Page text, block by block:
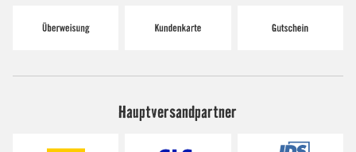
Hauptversandpartner